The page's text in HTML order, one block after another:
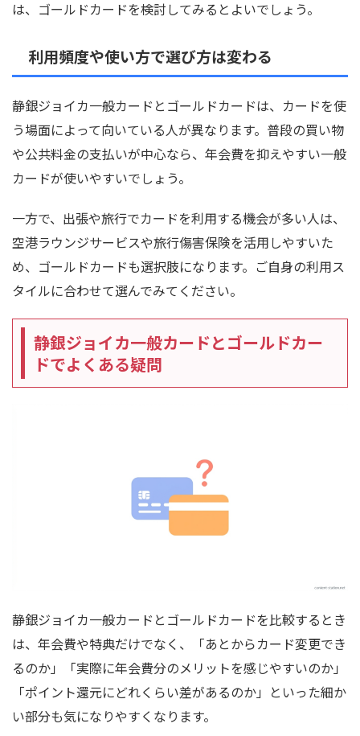
は、ゴールドカードを検討してみるとよいでしょう。
利用頻度や使い方で選び方は変わる
静銀ジョイカ一般カードとゴールドカードは、カードを使
う場面によって向いている人が異なります。普段の買い物
や公共料金の支払いが中心なら、年会費を抑えやすい一般
カードが使いやすいでしょう。
一方で、出張や旅行でカードを利用する機会が多い人は、
空港ラウンジサービスや旅行傷害保険を活用しやすいた
め、ゴールドカードも選択肢になります。ご自身の利用ス
タイルに合わせて選んでみてください。
静銀ジョイカ一般カードとゴールドカー
ドでよくある疑問
静銀ジョイカ一般カードとゴールドカードを比較するとき
は、年会費や特典だけでなく、「あとからカード変更でき
るのか」「実際に年会費分のメリットを感じやすいのか」
「ポイント還元にどれくらい差があるのか」といった細か
い部分も気になりやすくなります。